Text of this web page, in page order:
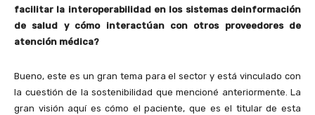
facilitar la interoperabilidad en los sistemas deinformación
de salud y cómo interactúan con otrosproveedores de
atención médica?
Bueno, este es un gran tema para el sector y está vinculado con
la cuestión de la sostenibilidad que mencioné anteriormente. La
gran visión aquí es cómo el paciente, que es el titular de esta